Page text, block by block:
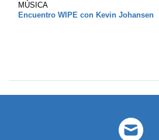
MÚSICA
Encuentro WIPE con Kevin Johansen